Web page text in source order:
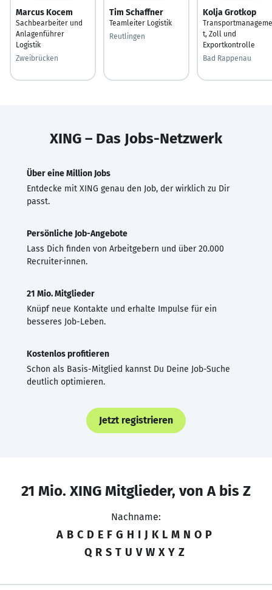
Marcus Kocem
Sachbearbeiter und
Anlagenführer
Logistik
Zweibrücken
Tim Schaffner
Teamleiter Logistik
Reutlingen
Kolja Grotkop
t, Zoll und
Exportkontrolle
Bad Rappenau
XING – Das Jobs-Netzwerk
Über eine Million Jobs
Entdecke mit XING genau den Job, der wirklich zu Dir
passt.
Persönliche Job-Angebote
Lass Dich finden von Arbeitgebern und über 20.000
Recruiter·innen.
21 Mio. Mitglieder
Knüpf neue Kontakte und erhalte Impulse für ein
besseres Job-Leben.
Kostenlos profitieren
Schon als Basis-Mitglied kannst Du Deine Job-Suche
deutlich optimieren.
Jetzt registrieren
21 Mio. XING Mitglieder, von A bis Z
Nachname:
A B C D E F G H I J K L M N O P
Q R S T U V W X Y Z